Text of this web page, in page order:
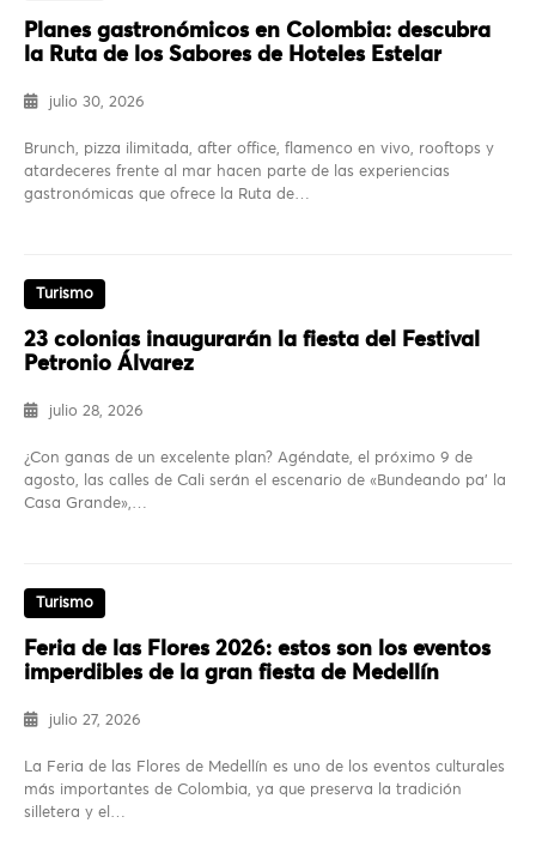
Planes gastronómicos en Colombia: descubra
la Ruta de los Sabores de Hoteles Estelar
julio 30, 2026
Brunch, pizza ilimitada, after office, flamenco en vivo, rooftops y
atardeceres frente al mar hacen parte de las experiencias
gastronómicas que ofrece la Ruta de…
Turismo
23 colonias inaugurarán la fiesta del Festival
Petronio Álvarez
julio 28, 2026
¿Con ganas de un excelente plan? Agéndate, el próximo 9 de
agosto, las calles de Cali serán el escenario de «Bundeando pa’ la
Casa Grande»,…
Turismo
Feria de las Flores 2026: estos son los eventos
imperdibles de la gran fiesta de Medellín
julio 27, 2026
La Feria de las Flores de Medellín es uno de los eventos culturales
más importantes de Colombia, ya que preserva la tradición
silletera y el…